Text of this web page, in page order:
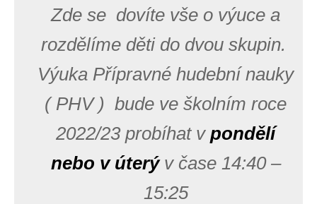
Zde se dovíte vše o výuce a
rozdělíme děti do dvou skupin.
Výuka Přípravné hudební nauky
( PHV ) bude ve školním roce
2022/23 probíhat v pondělí
nebo v úterýv čase 14:40 –
15:25